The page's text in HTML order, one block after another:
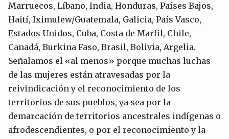
Marruecos, Líbano, India, Honduras, Países Bajos,
Haití, Iximulew/Guatemala, Galicia, País Vasco,
Estados Unidos, Cuba, Costa de Marfil, Chile,
Canadá, Burkina Faso, Brasil, Bolivia, Argelia.
Señalamos el «al menos» porque muchas luchas
de las mujeres están atravesadas por la
reivindicación y el reconocimiento de los
territorios de sus pueblos, ya sea por la
demarcación de territorios ancestrales indígenas o
afrodescendientes, o por el reconocimiento y la